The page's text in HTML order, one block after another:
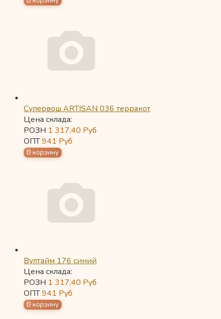
Супервош ARTISAN 036 терракот
Цена склада:
РОЗН 1 317,40 Руб
ОПТ941 Руб
Вултайм 176 синий
Цена склада:
РОЗН 1 317,40 Руб
ОПТ941 Руб